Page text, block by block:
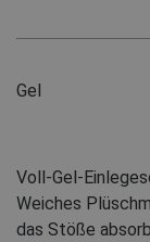
Gel
Voll-Gel-
Weiches
das Stöße